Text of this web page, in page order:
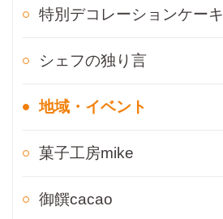
特別デコレーションケーキ
シェフの独り言
地域・イベント
菓子工房mike
御饌cacao